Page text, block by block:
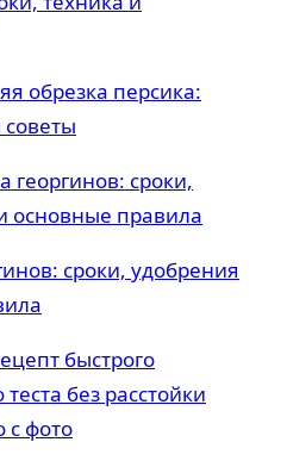
обрезка персика:
советы
сроки, удобрения